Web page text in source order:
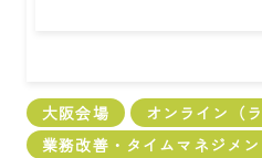
大阪会場 オンライン（ラ
業務改善・タイムマネジメ